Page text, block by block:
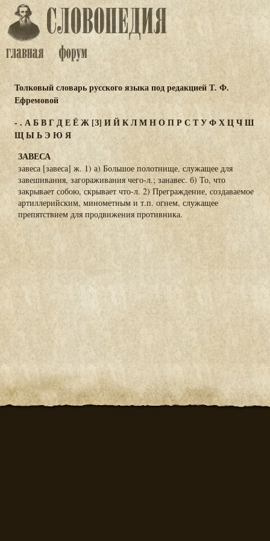
Толковый словарь русского языка под редакцией Т. Ф.
Ефремовой
- . АБВГДЕЁЖ [З] ИЙКЛМНОПРС ТУФХЦЧШ
ЩЫЬЭ ЮЯ
ЗАВЕСА
завеса [завеса] ж. 1) а) Большое полотнище, служащее для
завешивания, загораживания чего-л.; занавес. б) То, что
закрывает собою, скрывает что-л. 2) Преграждение, создаваемое
артиллерийским, минометным и т.п. огнем, служащее
препятствием для продвижения противника.